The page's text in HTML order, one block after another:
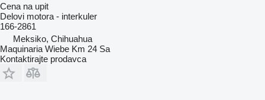
Cena na upit
Delovi motora - interkuler
166-2861
Meksiko, Chihuahua
Maquinaria Wiebe Km 24 Sa
Kontaktirajte prodavca